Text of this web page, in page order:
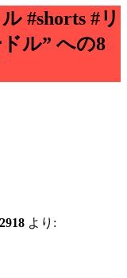
#shorts #リ
ル” への8
より: